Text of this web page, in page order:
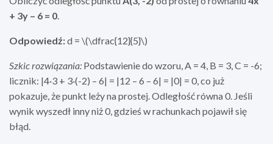
+ 3y – 6 = 0
Odpowiedź:d = \(\dfrac{12}{5}\)
Szkic rozwiązania: Podstawienie do wzoru, A = 4, B = 3, C = -6;
licznik: |4·3 + 3·(-2) – 6| = |12 – 6 – 6| = |0| = 0, co już
pokazuje, że punkt leży na prostej. Odległość równa 0. Jeśli
wynik wyszedł inny niż 0, gdzieś w rachunkach pojawił się
błąd.